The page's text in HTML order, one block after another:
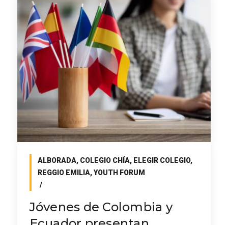
ALBORADA, COLEGIO CHÍA, ELEGIR COLEGIO,
REGGIO EMILIA,YOUTH FORUM
Jóvenes de Colombia y